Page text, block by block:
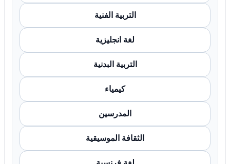
التربية الفنية
لغة انجليزية
التربية البدنية
كيمياء
المدرسين
الثقافة الموسيقية